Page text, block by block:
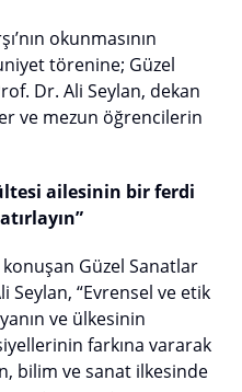
okunmasının
törenine; Güzel
Dr. Ali Seylan, dekan
ve mezun öğrencilerin
ailesinin bir ferdi
konuşan Güzel Sanatlar
Seylan, “Evrensel ve etik
ve ülkesinin
farkına vararak
bilim ve sanat ilkesinde